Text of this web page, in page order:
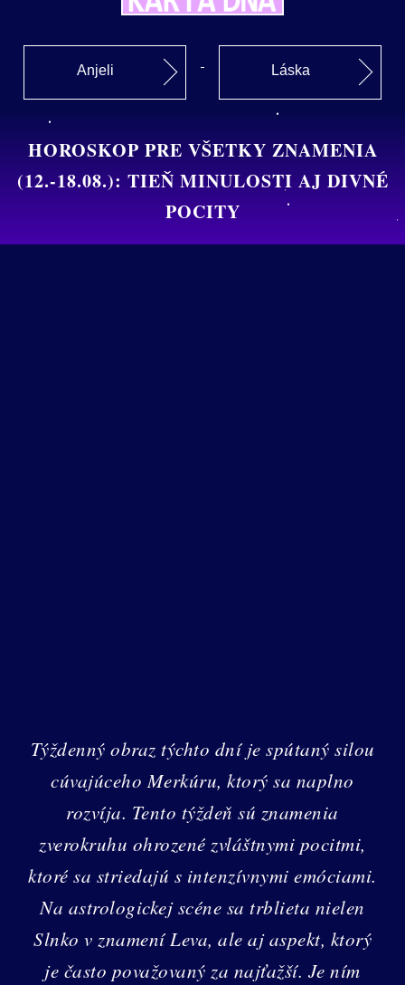
Anjeli Láska
HOROSKOP PRE VŠETKY ZNAMENIA
(12.-18.08.): TIEŇ MINULOSTI AJ DIVNÉ
POCITY
Týždenný obraz týchto dní je spútaný silou
cúvajúceho Merkúru, ktorý sa naplno
rozvíja. Tento týždeň sú znamenia
zverokruhu ohrozené zvláštnymi pocitmi,
ktoré sa striedajú s intenzívnymi emóciami.
Na astrologickej scéne sa trblieta nielen
Slnko v znamení Leva, ale aj aspekt, ktorý
je často považovaný za najťažší. Je ním